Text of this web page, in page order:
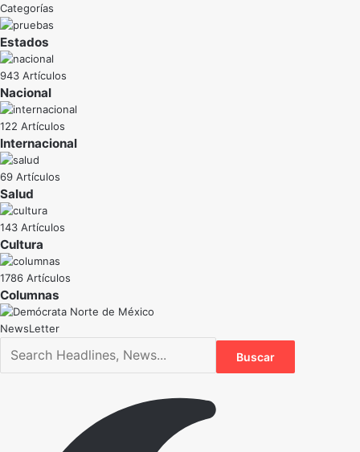
Categorías
Estados
943 Artículos
Nacional
122 Artículos
Internacional
69 Artículos
Salud
143 Artículos
Cultura
1786 Artículos
NewsLetter